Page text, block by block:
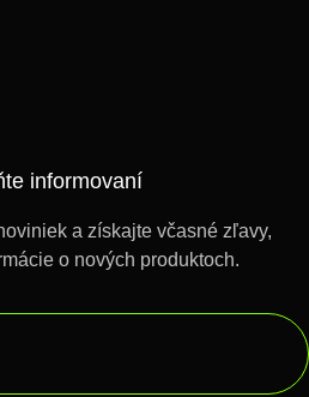
informovaní
a získajte včasné zľavy,
o nových produktoch.